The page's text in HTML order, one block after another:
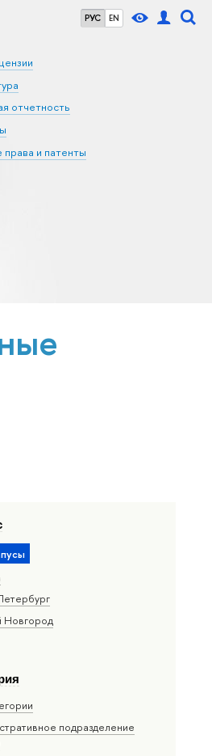
РУС EN
отчетность
права и патенты
Новгород
подразделение